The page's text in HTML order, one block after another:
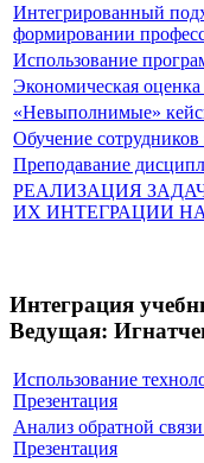
Интегрированный
формировании
Использование
Экономическая оценка
«Невыполнимые»
Обучение
Преподавание
РЕАЛИЗАЦИЯ
ИХ ИНТЕГРАЦИИ НА
Интеграция
Ведущая:
Использование
Презентация
Анализ обратной
Презентация